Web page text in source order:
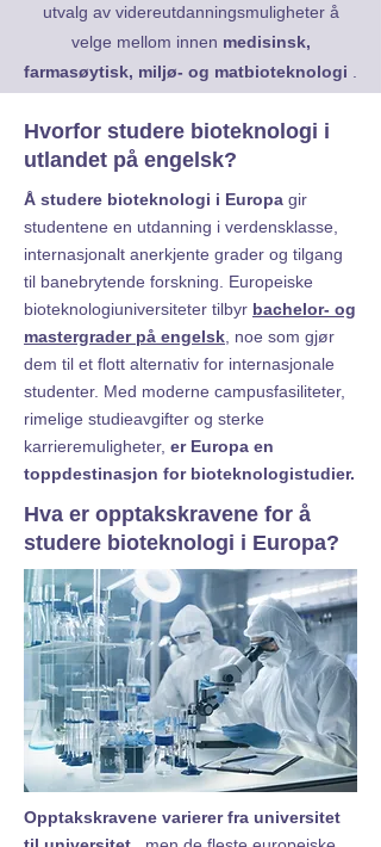
utvalg av videreutdanningsmuligheter å
velge mellom innen medisinsk,
farmasøytisk, miljø- og matbioteknologi
Hvorfor studere bioteknologi i
utlandet på engelsk?
Å studere bioteknologi i Europa gir
studentene en utdanning i verdensklasse,
internasjonalt anerkjente grader og tilgang
til banebrytende forskning. Europeiske
bioteknologiuniversiteter tilbyr bachelor- og
mastergrader på engelsk , noe som gjør
dem til et flott alternativ for internasjonale
studenter. Med moderne campusfasiliteter,
rimelige studieavgifter og sterke
karrieremuligheter, er Europa en
toppdestinasjon for bioteknologistudier.
Hva er opptakskravene for å
studere bioteknologi i Europa?
Opptakskravene varierer fra universitet